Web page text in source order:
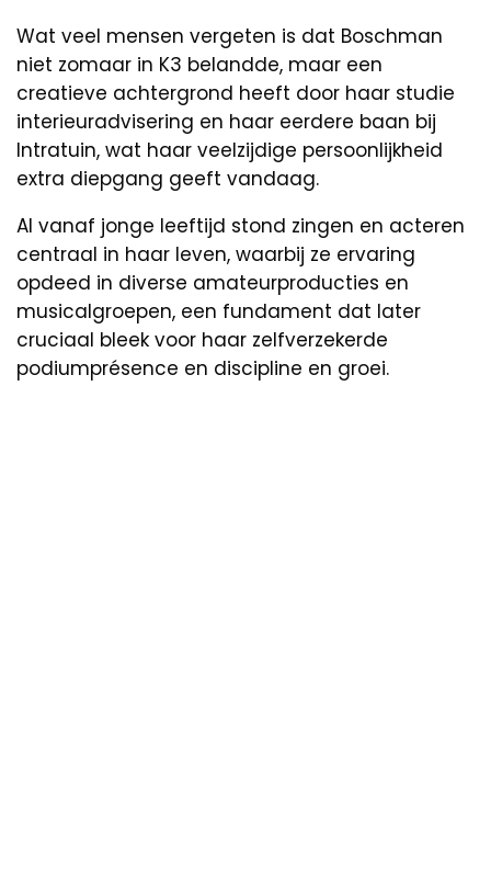
Wat veel mensen vergeten is dat Boschman
niet zomaar in K3 belandde, maar een
creatieve achtergrond heeft door haar studie
interieuradvisering en haar eerdere baan bij
Intratuin, wat haar veelzijdige persoonlijkheid
extra diepgang geeft vandaag.
Al vanaf jonge leeftijd stond zingen en acteren
centraal in haar leven, waarbij ze ervaring
opdeed in diverse amateurproducties en
musicalgroepen, een fundament dat later
cruciaal bleek voor haar zelfverzekerde
podiumprésence en discipline en groei.